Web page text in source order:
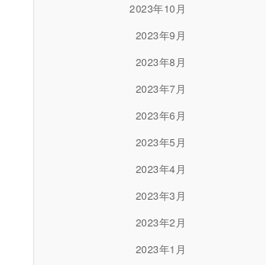
2023年10月
2023年9月
2023年8月
2023年7月
2023年6月
2023年5月
2023年4月
2023年3月
2023年2月
2023年1月